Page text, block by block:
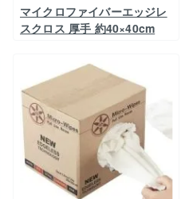
マイクロファイバーエッジレ
スクロス 厚手 約40×40cm